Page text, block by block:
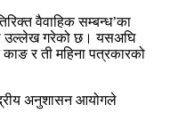
वैवाहिक सम्बन्ध’का
उल्लेख गरेको छ। यसअघि
र ती महिना पत्रकारको
अनुशासन आयोगले